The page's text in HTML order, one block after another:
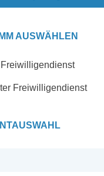
Initiativbewerbung
AUSWÄHLEN
Freiwilligendienst